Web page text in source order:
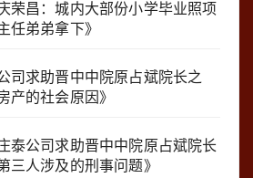
荣昌：城内大部份小学毕业照项
任弟弟拿下》
司求助晋中中院原占斌院长之
产的社会原因 》
泰公司求助晋中中院原占斌院长
三人涉及的刑事问题》